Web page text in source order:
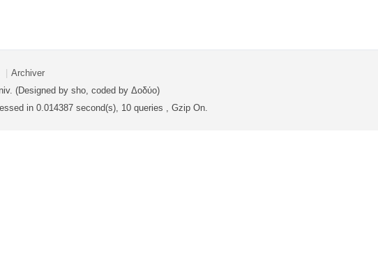
Archiver
(Designed by sho, coded by Δοδύο)
in 0.014387 second(s), 10 queries , Gzip On.